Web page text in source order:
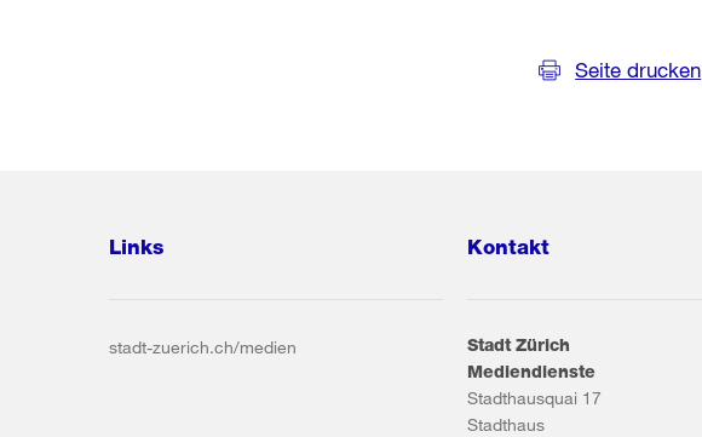
Seite drucken
Links
stadt-zuerich.ch/medien
Kontakt
Stadt Zürich
Mediendienste
Stadthausquai 17
Stadthaus